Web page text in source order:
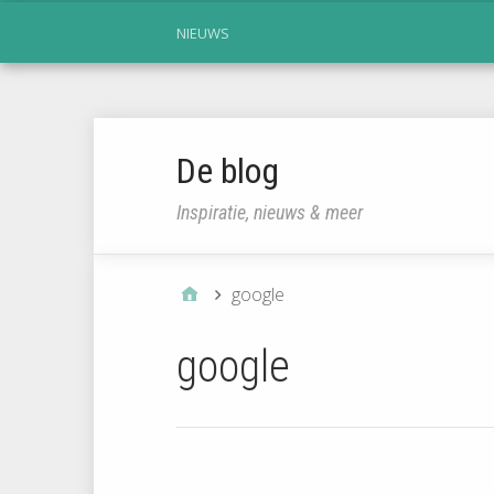
NIEUWS
De blog
Inspiratie, nieuws & meer
google
google